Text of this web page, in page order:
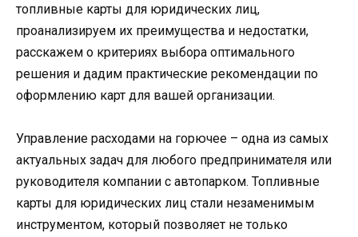
топливные карты для юридических лиц,
проанализируем их преимущества и недостатки,
расскажем о критериях выбора оптимального
решения и дадим практические рекомендации по
оформлению карт для вашей организации.
Управление расходами на горючее – одна из самых
актуальных задач для любого предпринимателя или
руководителя компании с автопарком. Топливные
карты для юридических лиц стали незаменимым
инструментом, который позволяет не только